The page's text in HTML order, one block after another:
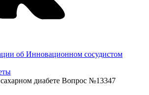
об Инновационном сосудистом
диабете Вопрос №13347